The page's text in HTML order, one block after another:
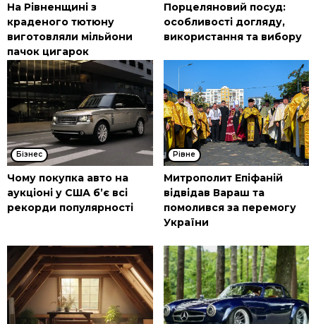
На Рівненщині з
краденого тютюну
виготовляли мільйони
пачок цигарок
Порцеляновий посуд:
особливості догляду,
використання та вибору
Бізнес
Чому покупка авто на
аукціоні у США б’є всі
рекорди популярності
Рівне
Митрополит Епіфаній
відвідав Вараш та
помолився за перемогу
України